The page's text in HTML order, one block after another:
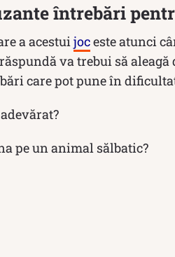
întrebări
a acestui joceste atunci
va trebui să
care pot pune în
pe un animal sălbatic?